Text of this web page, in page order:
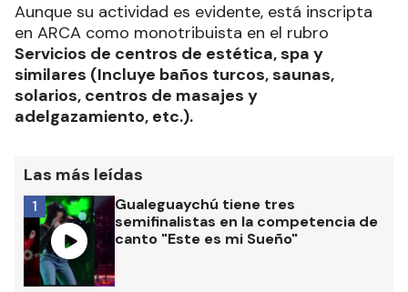
Aunque su actividad es evidente, está inscripta
en ARCA como monotribuista en el rubro
Servicios de centros de estética, spa y
similares (Incluye baños turcos, saunas,
solarios, centros de masajes y
adelgazamiento, etc.).
Las más leídas
Gualeguaychú tiene tres
semifinalistas en la competencia de
canto "Este es mi Sueño"
1